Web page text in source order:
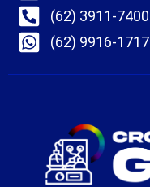
(62) 3911-7400
(62) 9916-1717